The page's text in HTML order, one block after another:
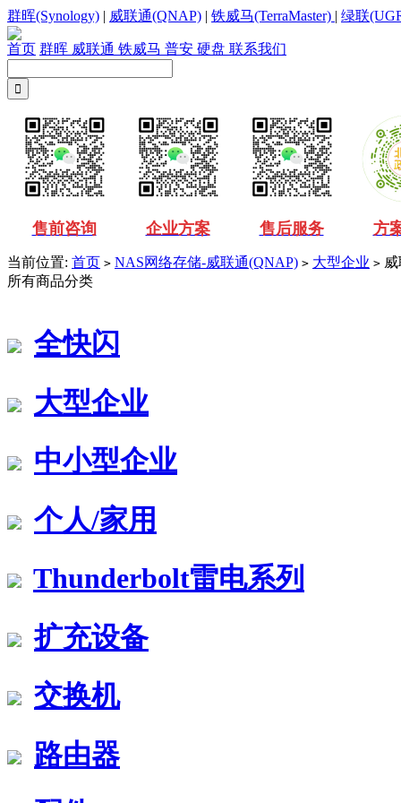
群晖(Synology) | 威联通(QNAP) | 铁威马(TerraMaster) | 绿联
首页 群晖 威联通 铁威马 普安 硬盘 联系我们
售前咨询 企业方案 售后服务 方
当前位置: 首页 > NAS网络存储-威联通(QNAP) > 大型企业 >
所有商品分类
全快闪
大型企业
中小型企业
个人/家用
Thunderbolt雷电系列
扩充设备
交换机
路由器